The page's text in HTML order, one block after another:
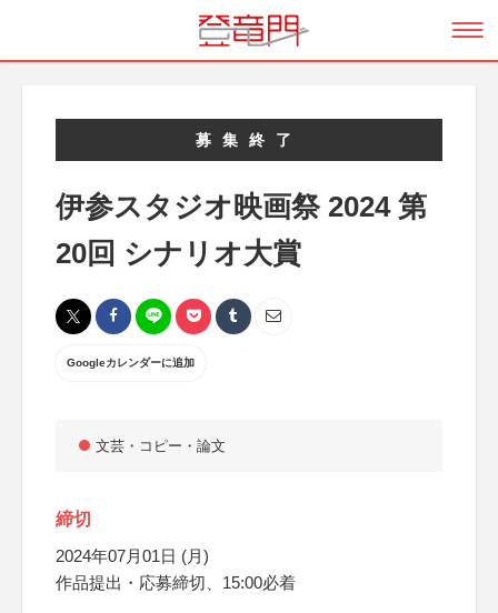
募集終了
伊参スタジオ映画祭 2024 第
20回 シナリオ大賞
Googleカレンダーに追加
文芸・コピー・論文
締切
2024年07月01日 (月)
作品提出・応募締切、15:00必着